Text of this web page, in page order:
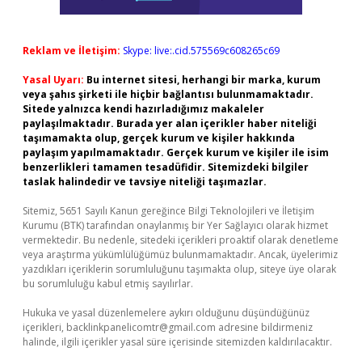
Reklam ve İletişim: Skype: live:.cid.575569c608265c69
Yasal Uyarı: Bu internet sitesi, herhangi bir marka, kurum
veya şahıs şirketi ile hiçbir bağlantısı bulunmamaktadır.
Sitede yalnızca kendi hazırladığımız makaleler
paylaşılmaktadır. Burada yer alan içerikler haber niteliği
taşımamakta olup, gerçek kurum ve kişiler hakkında
paylaşım yapılmamaktadır. Gerçek kurum ve kişiler ile isim
benzerlikleri tamamen tesadüfidir. Sitemizdeki bilgiler
taslak halindedir ve tavsiye niteliği taşımazlar.
Sitemiz, 5651 Sayılı Kanun gereğince Bilgi Teknolojileri ve İletişim
Kurumu (BTK) tarafından onaylanmış bir Yer Sağlayıcı olarak hizmet
vermektedir. Bu nedenle, sitedeki içerikleri proaktif olarak denetleme
veya araştırma yükümlülüğümüz bulunmamaktadır. Ancak, üyelerimiz
yazdıkları içeriklerin sorumluluğunu taşımakta olup, siteye üye olarak
bu sorumluluğu kabul etmiş sayılırlar.
Hukuka ve yasal düzenlemelere aykırı olduğunu düşündüğünüz
içerikleri, backlinkpanelicomtr@gmail.com adresine bildirmeniz
halinde, ilgili içerikler yasal süre içerisinde sitemizden kaldırılacaktır.